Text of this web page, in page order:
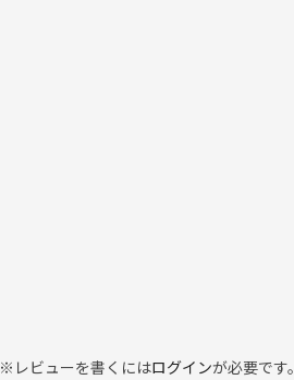
※レビューを書くにはログインが必要です。